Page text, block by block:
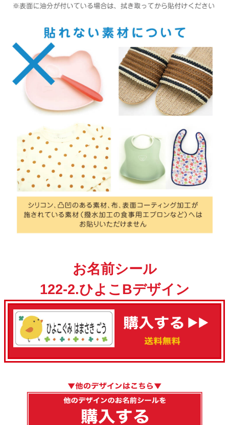
お名前シール
122-2.ひよこBデザイン